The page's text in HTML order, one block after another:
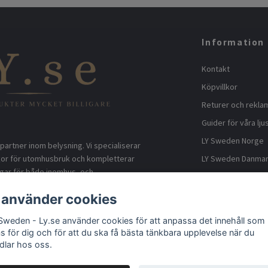
inom belysning. Vi specialiserar
för utomhusbruk och kompletterar
för både inomhus- och
och snabba leveranser.. Vi har
och utomhusbruk.
Information
Kontakt
Köpvillkor
Returer och
Guider för våra
LY Sweden Norge
LY Sweden
cookies
- Ly.se använder cookies för att anpassa det innehåll som
för dig och för att du ska få bästa tänkbara upplevelse när du
hos oss.